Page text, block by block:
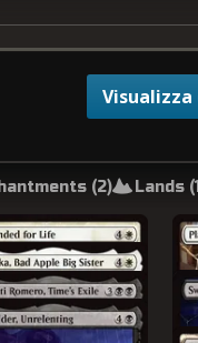
(2) Lands (